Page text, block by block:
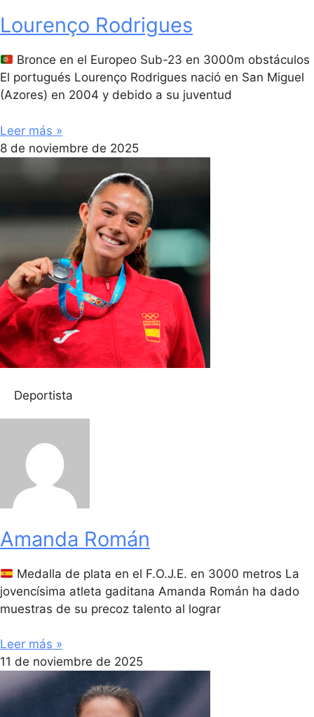
Lourenço Rodrigues
Bronce en el Europeo Sub-23 en 3000m obstáculos
El portugués Lourenço Rodrigues nació en San Miguel
(Azores) en 2004 y debido a su juventud
Leer más »
8 de noviembre de 2025
Deportista
Amanda Román
Medalla de plata en el F.O.J.E. en 3000 metros La
jovencísima atleta gaditana Amanda Román ha dado
muestras de su precoz talento al lograr
Leer más »
11 de noviembre de 2025